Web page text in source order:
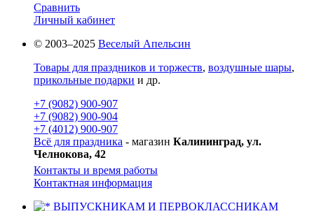
Сравнить
Личный кабинет
© 2003–2025 Веселый Апельсин
Товары для праздников и торжеств, воздушные шары,
прикольные подарки и др.
+7 (9082) 900-907
+7 (9082) 900-904
+7 (4012) 900-907
Всё для праздника - магазин Калининград, ул.
Челнокова, 42
Контакты и время работы
Контактная информация
ВЫПУСКНИКАМ И ПЕРВОКЛАССНИКАМ